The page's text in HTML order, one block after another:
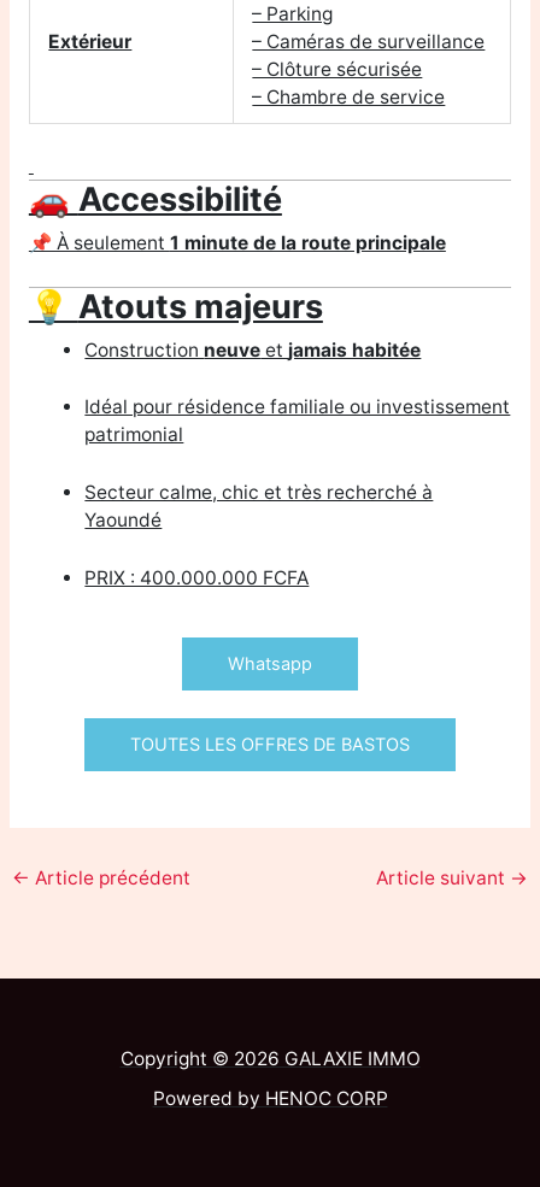
Extérieur
– Parking
– Caméras de surveillance
– Clôture sécurisée
– Chambre de service
🚗 Accessibilité
📌 À seulement 1 minute de la route principale
💡 Atouts majeurs
Construction neuve et jamais habitée
Idéal pour résidence familiale ou investissement
patrimonial
Secteur calme, chic et très recherché à
Yaoundé
PRIX : 400.000.000 FCFA
Whatsapp
TOUTES LES OFFRES DE BASTOS
← Article précédent Article suivant →
Copyright © 2026 GALAXIE IMMO
Powered by HENOC CORP